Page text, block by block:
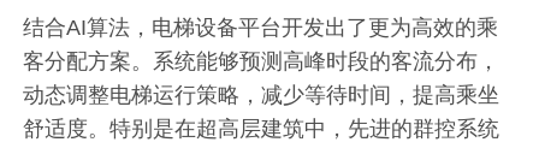
结合AI算法，电梯设备平台开发出了更为高效的乘
客分配方案。系统能够预测高峰时段的客流分布，
动态调整电梯运行策略，减少等待时间，提高乘坐
舒适度。特别是在超高层建筑中，先进的群控系统